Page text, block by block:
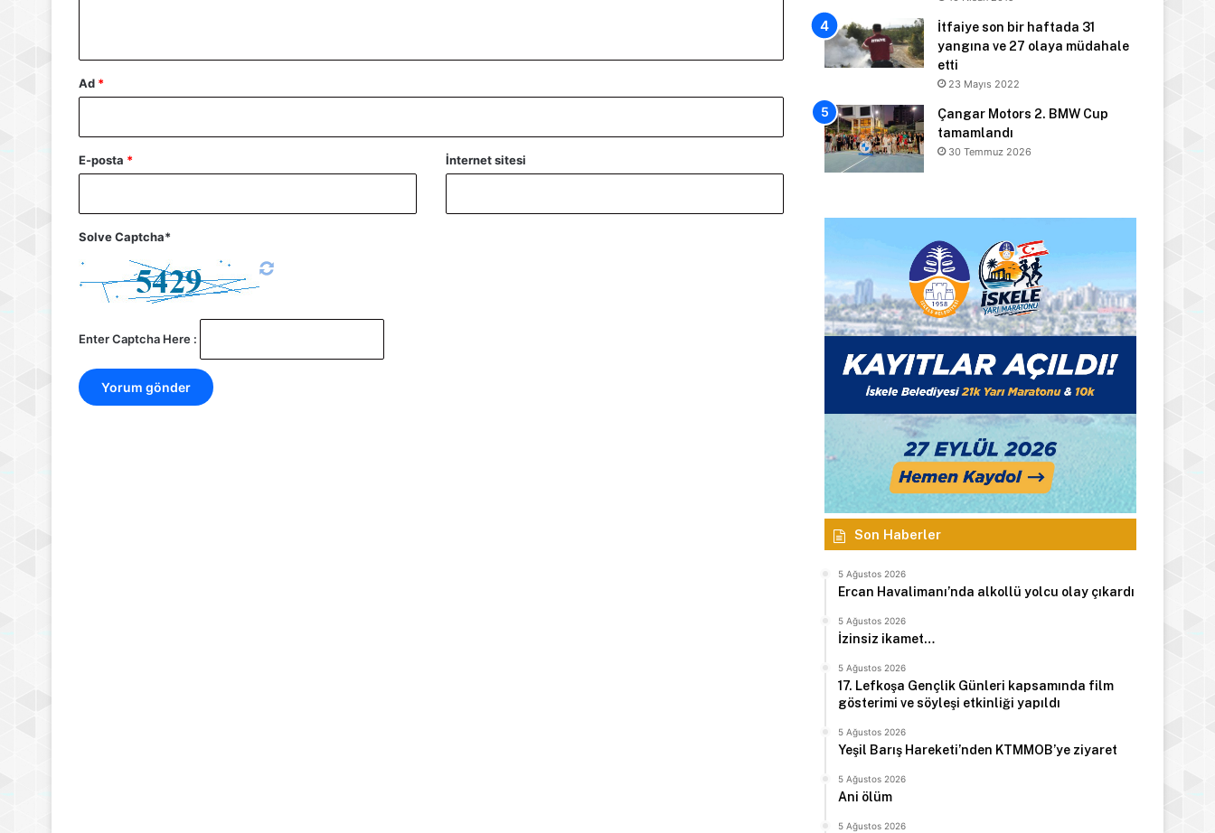
Ad *
E-posta * İnternet sitesi
Solve Captcha*
Enter Captcha Here :
İtfaiye son bir haftada 31
yangına ve 27 olaya müdahale
etti
23 Mayıs 2022
Çangar Motors 2. BMW Cup
tamamlandı
30 Temmuz 2026
Son Haberler
5 Ağustos 2026
Ercan Havalimanı’nda alkollü yolcu olay çıkardı
5 Ağustos 2026
İzinsiz ikamet…
5 Ağustos 2026
17. Lefkoşa Gençlik Günleri kapsamında film
gösterimi ve söyleşi etkinliği yapıldı
5 Ağustos 2026
Yeşil Barış Hareketi’nden KTMMOB’ye ziyaret
5 Ağustos 2026
Ani ölüm
5 Ağustos 2026